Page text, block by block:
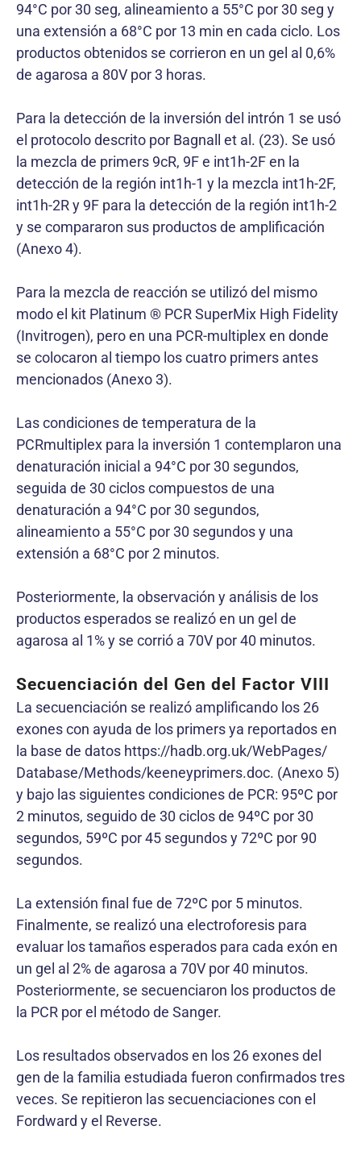
94°C por 30 seg, alineamiento a 55°C por 30 seg y
una extensión a 68°C por 13 min en cada ciclo. Los
productos obtenidos se corrieron en un gel al 0,6%
de agarosa a 80V por 3 horas.
Para la detección de la inversión del intrón 1 se usó
el protocolo descrito por Bagnall et al. (23). Se usó
la mezcla de primers 9cR, 9F e int1h-2F en la
detección de la región int1h-1 y la mezcla int1h-2F,
int1h-2R y 9F para la detección de la región int1h-2
y se compararon sus productos de amplificación
(Anexo 4).
Para la mezcla de reacción se utilizó del mismo
modo el kit Platinum ® PCR SuperMix High Fidelity
(Invitrogen), pero en una PCR-multiplex en donde
se colocaron al tiempo los cuatro primers antes
mencionados (Anexo 3).
Las condiciones de temperatura de la
PCRmultiplex para la inversión 1 contemplaron una
denaturación inicial a 94°C por 30 segundos,
seguida de 30 ciclos compuestos de una
denaturación a 94°C por 30 segundos,
alineamiento a 55°C por 30 segundos y una
extensión a 68°C por 2 minutos.
Posteriormente, la observación y análisis de los
productos esperados se realizó en un gel de
agarosa al 1% y se corrió a 70V por 40 minutos.
Secuenciación del Gen del Factor VIII
La secuenciación se realizó amplificando los 26
exones con ayuda de los primers ya reportados en
la base de datos https://hadb.org.uk/WebPages/
Database/Methods/keeneyprimers.doc. (Anexo 5)
y bajo las siguientes condiciones de PCR: 95ºC por
2 minutos, seguido de 30 ciclos de 94ºC por 30
segundos, 59ºC por 45 segundos y 72ºC por 90
segundos.
La extensión final fue de 72ºC por 5 minutos.
Finalmente, se realizó una electroforesis para
evaluar los tamaños esperados para cada exón en
un gel al 2% de agarosa a 70V por 40 minutos.
Posteriormente, se secuenciaron los productos de
la PCR por el método de Sanger.
Los resultados observados en los 26 exones del
gen de la familia estudiada fueron confirmados tres
veces. Se repitieron las secuenciaciones con el
Fordward y el Reverse.